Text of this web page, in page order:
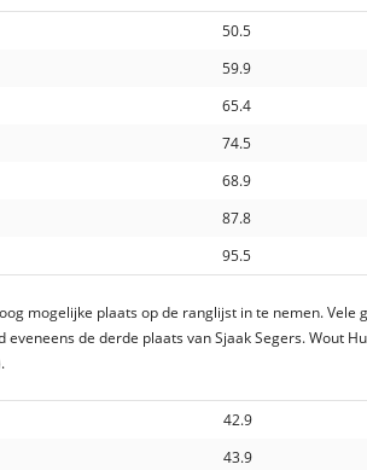
50.5
59.9
65.4
74.5
68.9
87.8
95.5
mogelijke plaats op de ranglijst in te nemen.
de derde plaats van Sjaak Segers. Wout
42.9
43.9